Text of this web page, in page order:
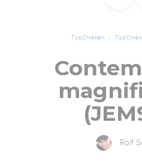
TopChrétien
Rolf